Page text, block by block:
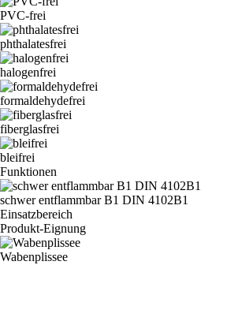
PVC-frei
phthalatesfrei
halogenfrei
formaldehydefrei
fiberglasfrei
bleifrei
Funktionen
schwer entflammbar B1 DIN 4102B1
Einsatzbereich
Produkt-Eignung
Wabenplissee